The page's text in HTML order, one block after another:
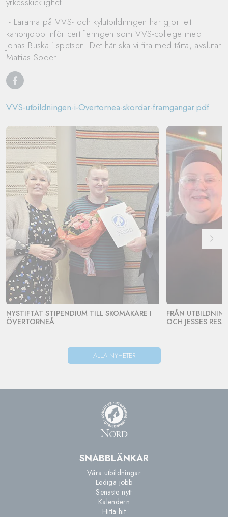
- Lärarna på VVS- och kylutbildningen har gjort ett
kanonjobb inför certifieringen som VVS-college med
Jonas Buska i spetsen. Det här ska vi fira med tårta, avslutar
Mattias Söder.
VVS-utbildningen-i-Overtornea-skordar-framgangar.pdf
NYSTIFTAT STIPENDIUM TILL SKOMAKARE I
ÖVERTORNEÅ
FRÅN
OCH JESSES RESA.
ALLA NYHETER
SNABBLÄNKAR
Våra utbildningar
Lediga jobb
Senaste nytt
Kalendern
Hitta hit